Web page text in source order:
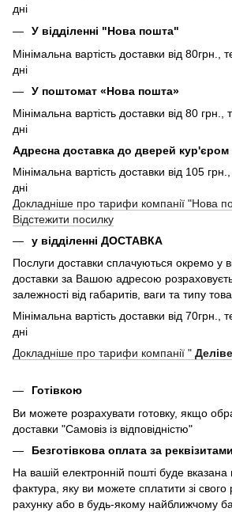
дні
У відділенні "Нова пошта"
Мінімальна вартість доставки від 80грн.,
дні
У поштомат «Нова пошта»
Мінімальна вартість доставки від 80 грн.,
дні
Адресна доставка до дверей
Мінімальна вартість доставки від 105
дні
Докладніше про тарифи компанії "Нова
Відстежити посилку
у відділенні ДОСТАВКА
Послуги доставки сплачуються окремо у
доставки за Вашою адресою
залежності від габаритів, ваги та типу
Мінімальна вартість доставки від 70грн.,
дні
Докладніше про тарифи компанії "
Готівкою
Ви можете розрахувати готовку, якщо
доставки "Самовіз із відповідністю"
Безготівкова оплата за реквізитами
На вашій електронній пошті буде
фактура, яку ви можете сплатити зі свого
рахунку або в будь-якому найближчому